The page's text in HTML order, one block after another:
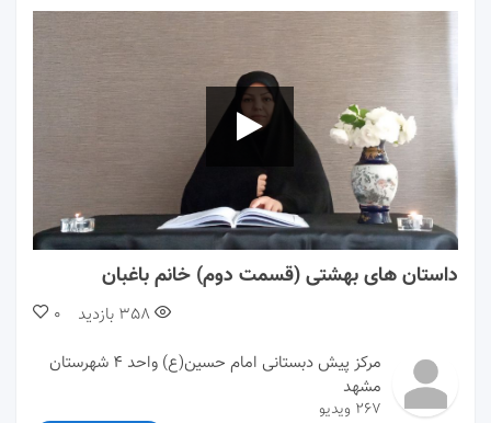
00:00 03:23
داستان های بهشتی (قسمت دوم) خانم باغبان
0 358 بازدید
مرکز پیش دبستانی امام حسین(ع) واحد ۴ شهرستان
مشهد
267 ویدیو